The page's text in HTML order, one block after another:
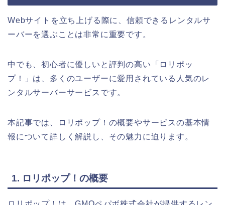
Webサイトを立ち上げる際に、信頼できるレンタルサ
ーバーを選ぶことは非常に重要です。
中でも、初心者に優しいと評判の高い「ロリポッ
プ！」は、多くのユーザーに愛用されている人気のレ
ンタルサーバーサービスです。
本記事では、ロリポップ！の概要やサービスの基本情
報について詳しく解説し、その魅力に迫ります。
1. ロリポップ！の概要